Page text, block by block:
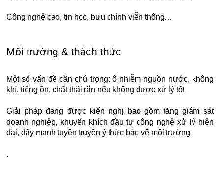
Công nghệ cao, tin học, bưu chính viễn thông…
Môi trường & thách thức
Một số vấn đề cần chú trọng: ô nhiễm nguồn nước, không
khí, tiếng ồn, chất thải rắn nếu không được xử lý tốt
Giải pháp đang được kiến nghị bao gồm tăng giám sát
doanh nghiệp, khuyến khích đầu tư công nghệ xử lý hiện
đại, đẩy mạnh tuyên truyền ý thức bảo vệ môi trường
.